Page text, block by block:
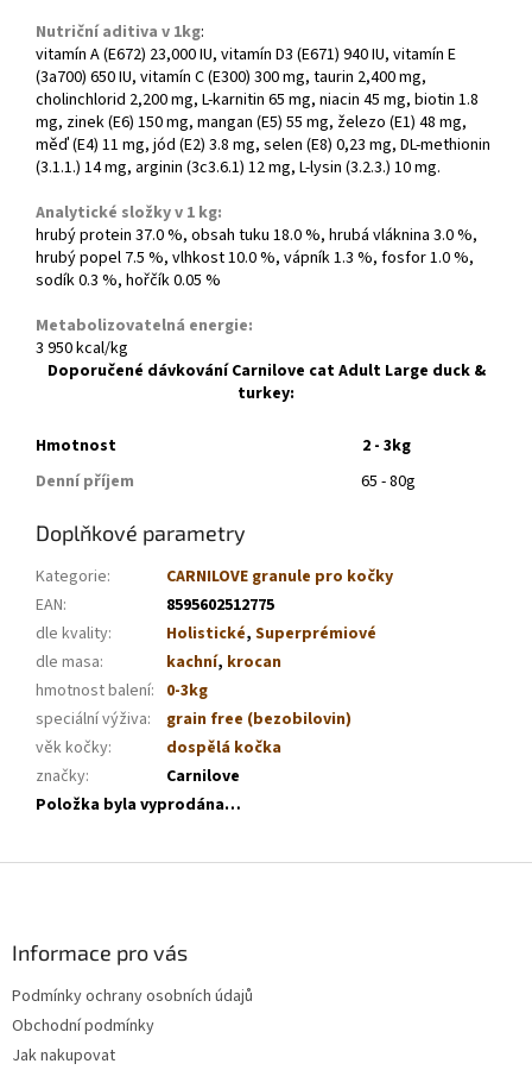
Nutriční aditiva v 1kg:
vitamín A (E672) 23,000 IU, vitamín D3 (E671) 940 IU, vitamín E
(3a700) 650 IU, vitamín C (E300) 300 mg, taurin 2,400 mg,
cholinchlorid 2,200 mg, L-karnitin 65 mg, niacin 45 mg, biotin 1.8
mg, zinek (E6) 150 mg, mangan (E5) 55 mg, železo (E1) 48 mg,
měď (E4) 11 mg, jód (E2) 3.8 mg, selen (E8) 0,23 mg, DL-methionin
(3.1.1.) 14 mg, arginin (3c3.6.1) 12 mg, L-lysin (3.2.3.) 10 mg.
Analytické složky v 1 kg:
hrubý protein 37.0 %, obsah tuku 18.0 %, hrubá vláknina 3.0 %,
hrubý popel 7.5 %, vlhkost 10.0 %, vápník 1.3 %, fosfor 1.0 %,
sodík 0.3 %, hořčík 0.05 %
Metabolizovatelná energie:
3 950 kcal/kg
Doporučené dávkování Carnilove cat Adult Large duck &
turkey:
Hmotnost
2 - 3kg
Denní příjem
65 - 80g
Doplňkové parametry
Kategorie:
CARNILOVE granule pro kočky
EAN:
8595602512775
dle kvality: Holistické, Superprémiové
dle masa: kachní, krocan
hmotnost balení: 0-3kg
speciální výživa:
grain free (bezobilovin)
věk kočky:
dospělá kočka
značky:
Carnilove
Položka byla vyprodána…
Informace pro vás
Podmínky ochrany osobních údajů
Obchodní podmínky
Jak nakupovat